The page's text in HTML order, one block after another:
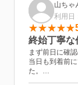
山ちゃ
利用日
終始丁寧な
まず前日に確
当日も到着前
た。
きちんと連絡